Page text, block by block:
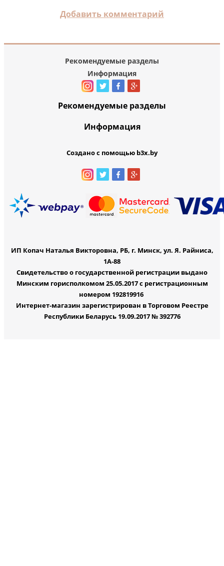
Добавить комментарий
Рекомендуемые разделы
Информация
Рекомендуемые разделы
Информация
Создано с помощью b3x.by
ИП Копач Наталья Викторовна, РБ, г. Минск, ул. Я. Райниса,
1А-88
Свидетельство о государственной регистрации выдано
Минским горисполкомом 25.05.2017 с регистрационным
номером 192819916
Интернет-магазин зарегистрирован в Торговом Реестре
Республики Беларусь 19.09.2017 № 392776